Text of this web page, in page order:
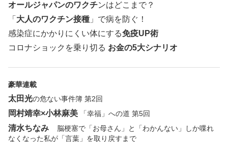
オールジャパンのワクチンはどこまで？
「 大人のワクチン接種 」で病を防ぐ！
感染症にかかりにくい体にする免疫UP術
コロナショックを乗り切る お金の5大シナリオ
豪華連載
太田光の危ない事件簿 第2回
岡村靖幸×小林麻美 「幸福」への道 第5回
清水ちなみ
脳梗塞で「お母さん」と「わかんない」しか喋れ
なくなった私が「言葉」を取り戻すまで